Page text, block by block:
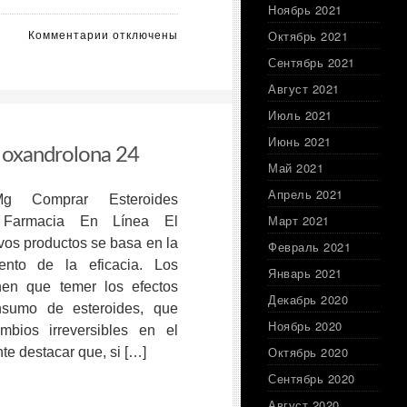
ниже»
Балчунас.
Комментарии к
21
отключены
24
Comprar Esteroides
En Línea El
productos se basa en la
de la eficacia. Los
que temer los efectos
de esteroides, que
irreversibles en el
destacar que, si […]
Ноябрь 2021
Октябрь 2021
Сентябрь 2021
Август 2021
Июль 2021
Июнь 2021
Май 2021
Апрель 2021
Март 2021
Февраль 2021
Январь 2021
Декабрь 2020
Ноябрь 2020
Октябрь 2020
Сентябрь 2020